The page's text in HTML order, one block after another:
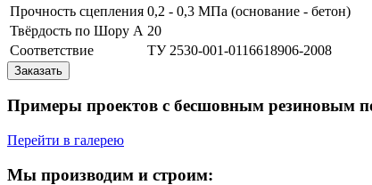
Прочность сцепления 0,2 - 0,3 МПа (основание - бетон)
Твёрдость по Шору А 20
Соответствие
ТУ 2530-001-0116618906-2008
Заказать
Примеры проектов с бесшовным резиновым
Перейти в галерею
Мы производим и строим: